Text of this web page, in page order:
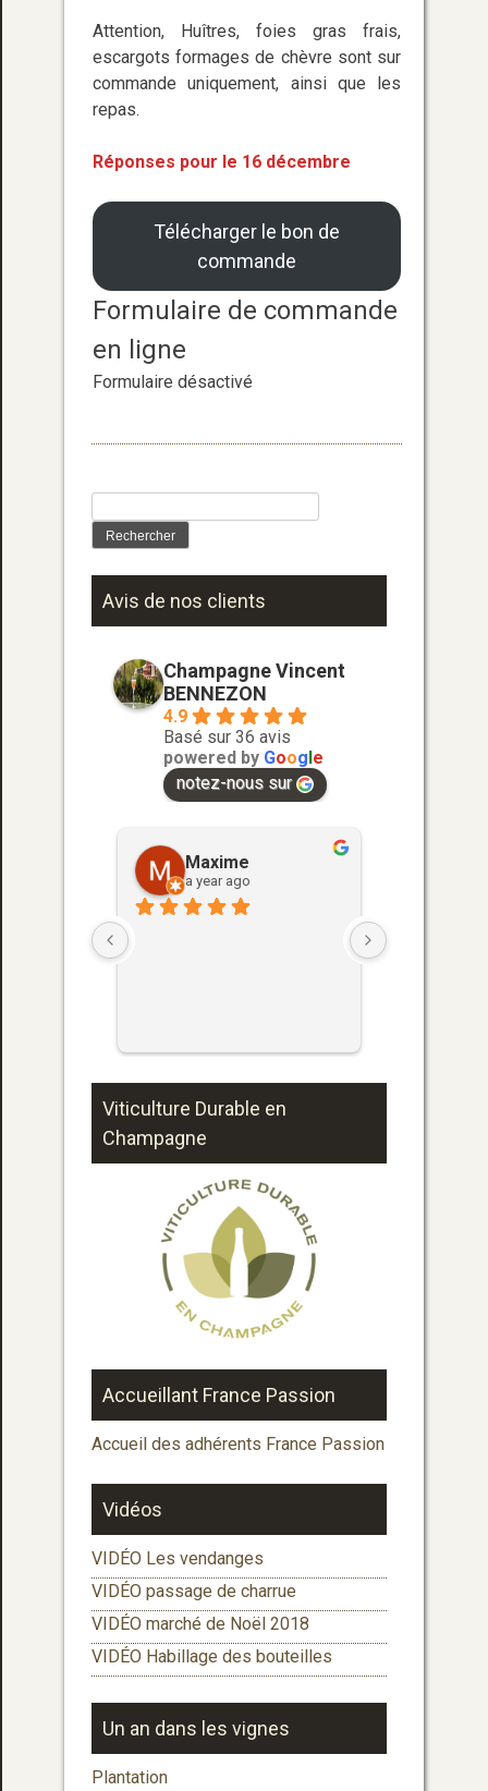
Attention, Huîtres, foies gras frais,
escargots formages de chèvre sont sur
commande uniquement, ainsi que les
repas.
Réponses pour le 16 décembre
Télécharger le bon de
commande
Formulaire de commande
en ligne
Formulaire désactivé
Avis de nos clients
Champagne Vincent
BENNEZON
4.9
Basé sur 36 avis
powered by Google
notez-nous sur
Maxime
a year ago
Viticulture Durable en
Champagne
Accueillant France Passion
Accueil des adhérents France Passion
Vidéos
VIDÉO Les vendanges
VIDÉO passage de charrue
VIDÉO marché de Noël 2018
VIDÉO Habillage des bouteilles
Un an dans les vignes
Plantation